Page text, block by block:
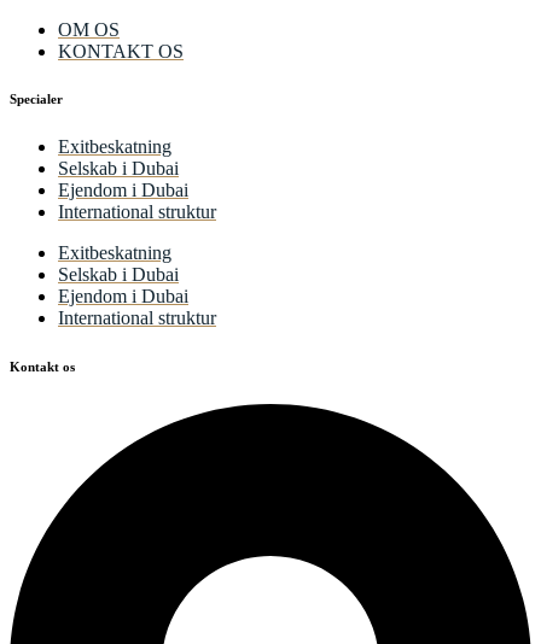
OM OS
KONTAKT OS
Specialer
Exitbeskatning
Selskab i Dubai
Ejendom i Dubai
International struktur
Exitbeskatning
Selskab i Dubai
Ejendom i Dubai
International struktur
Kontakt os